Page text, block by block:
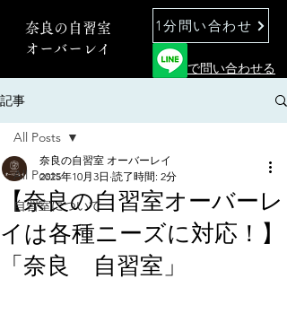
奈良の自習室
オーバーレイ
1分問い合わせ
で問い合わせる
記事
All Posts
自習室について
All Posts
【奈良の自習室オーバーレ
イは各種ニーズに対応！】
「奈良 自習室」
奈良の自習室 オーバーレイ
2025年10月3日 読了時間: 2分